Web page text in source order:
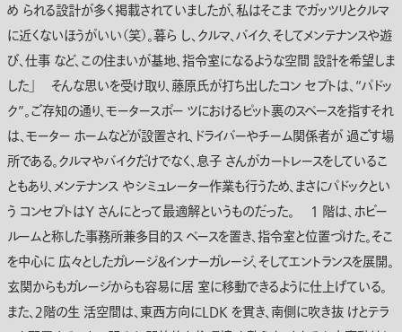
め られる設計が多く掲載されていましたが、私はそこま でガッツリとクルマ
に近くないほうがいい（笑）。暮ら し、クルマ、バイク、そしてメンテナンスや遊
び、仕事 など、この住まいが基地、指令室になるような空間 設計を希望しま
した」 そんな思いを受け取り、藤原氏が打ち出したコン セプトは、“パドッ
ク”。ご存知の通り、モータースポー ツにおけるピット裏のスペースを指すそれ
は、モーター ホームなどが設置され、ドライバーやチーム関係者が 過ごす場
所である。クルマやバイクだけでなく、息子 さんがカートレースをしているこ
ともあり、メンテナンス やシミュレーター作業も行うため、まさにパドックとい
う コンセプトはY さんにとって最適解というものだった。 1 階は、ホビー
ルームと称した事務所兼多目的ス ペースを置き、指令室と位置づけた。そこ
を中心に 広々としたガレージ＆インナーガレージ、そしてエントランスを展開。
玄関からもガレージからも容易に居 室に移動できるように仕上げている。
また、２階の生 活空間は、東西方向にLDK を貫き、南側に吹き抜 けとテラ